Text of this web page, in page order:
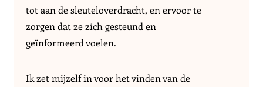
tot aan de sleuteloverdracht, en ervoor te
zorgen dat ze zich gesteund en
geïnformeerd voelen.
Ik zet mijzelf in voor het vinden van de